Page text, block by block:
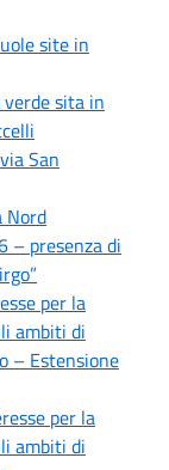
site in
verde sita in
San
Nord
– presenza di
per la
ambiti di
– Estensione
per la
ambiti di